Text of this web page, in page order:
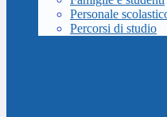
Personale
Percorsi di studio